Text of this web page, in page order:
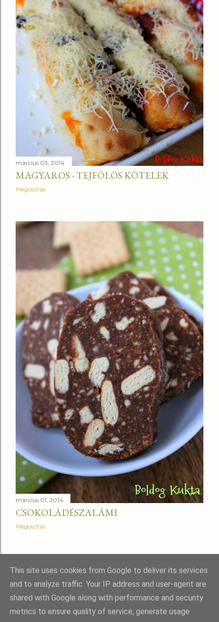
március 03, 2014
MAGYAROS - TEJFÖLÖS KÖTELEK
Megosztás
március 01, 2014
CSOKOLÁDÉSZALÁMI
Megosztás
RÉGEBBI BEJEGYZÉSEK
This site uses cookies from Google to deliver its services
and to analyze traffic. Your IP address and user-agent are
shared with Google along with performance and security
metrics to ensure quality of service, generate usage